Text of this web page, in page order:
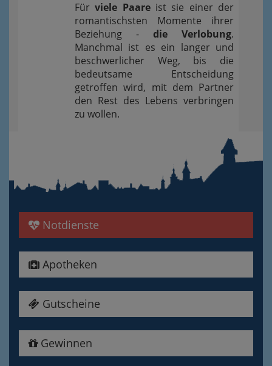
Fürviele Paareist sie einer der
romantischsten Momente ihrer
Beziehung - die Verlobung.
Manchmal ist es ein langer und
beschwerlicher Weg, bis die
bedeutsame Entscheidung
getroffen wird, mit dem Partner
den Rest des Lebens verbringen
zu wollen.
Notdienste
Apotheken
Gutscheine
Gewinnen